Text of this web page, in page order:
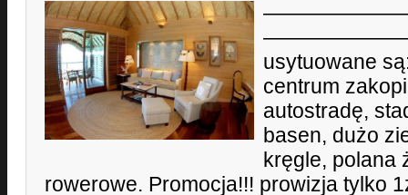
usytuowane
centrum
autostradę,
basen, dużo
kręgle, polana
rowerowe. Promocja!!! prowizja tylko